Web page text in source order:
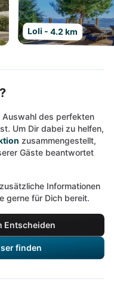
Loli - 4.2 km
Auswahl des perfekten
Um Dir dabei zu helfen,
zusammengestellt,
Gäste beantwortet
Informationen
gerne für Dich bereit.
Entscheiden
finden